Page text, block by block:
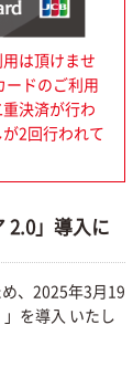
は頂けませ
ードのご利用
決済が行わ
2回行われて
2.0」導入に
、2025年3月19
を導入 いたし